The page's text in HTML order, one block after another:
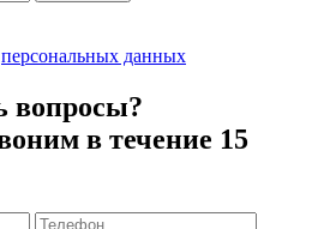
персональных данных
вопросы?
в течение 15